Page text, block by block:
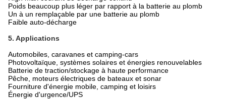
Poids beaucoup plus léger par rapport à la batterie au plomb
Un à un remplaçable par une batterie au plomb
Faible auto-décharge
5. Applications
Automobiles, caravanes et camping-cars
Photovoltaïque, systèmes solaires et énergies renouvelables
Batterie de traction/stockage à haute performance
Pêche, moteurs électriques de bateaux et sonar
Fourniture d'énergie mobile, camping et loisirs
Énergie d'urgence/UPS